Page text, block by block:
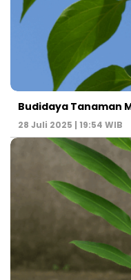
Budidaya Tanaman
28 Juli 2025 | 19:54 WIB